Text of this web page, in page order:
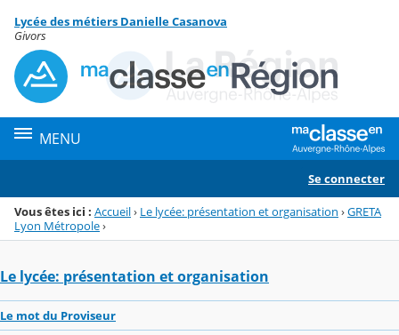
Menu de la rubrique
Contenu
Lycée des métiers Danielle Casanova
Givors
MENU
Se connecter
Vous êtes ici : Accueil› Le lycée: présentation et organisation ›GRETA
Lyon Métropole›
Le lycée: présentation et organisation
Le mot du Proviseur